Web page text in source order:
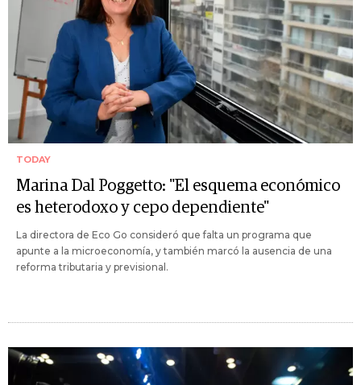
TODAY
Marina Dal Poggetto: "El esquema económico
es heterodoxo y cepo dependiente"
La directora de Eco Go consideró que falta un programa que
apunte a la microeconomía, y también marcó la ausencia de una
reforma tributaria y previsional.